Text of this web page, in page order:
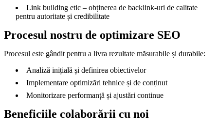
Link building etic – obținerea de backlink-uri de calitate
pentru autoritate și credibilitate
Procesul nostru de optimizare SEO
Procesul este gândit pentru a livra rezultate măsurabile și durabile:
Analiză inițială și definirea obiectivelor
Implementare optimizări tehnice și de conținut
Monitorizare performanță și ajustări continue
Beneficiile colaborării cu noi